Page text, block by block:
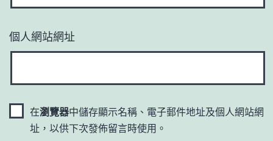
個人網站網址
在瀏覽器中儲存顯示名稱、電子郵件地址及個人網站網
址，以供下次發佈留言時使用。